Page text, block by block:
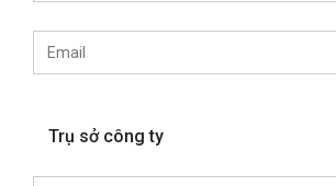
Trụ sở công ty